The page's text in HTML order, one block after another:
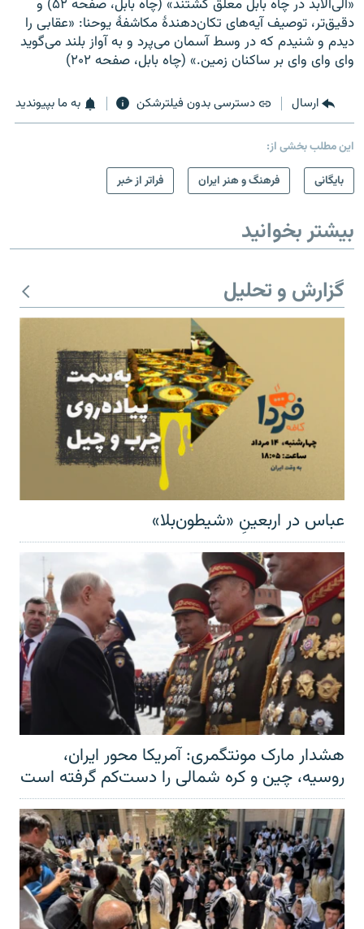
«الی‌الابد در چاه بابل معلق گشتند» (چاه بابل، صفحه ۵۲) و
دقیق‌تر، توصیف آیه‌های تکان‌دهندهٔ مکاشفهٔ یوحنا: «عقابی را
دیدم و شنیدم که در وسط آسمان می‌پرد و به آواز بلند می‌گوید
وای وای وای بر ساکنان زمین.» (چاه بابل، صفحه ۲۰۲)
ارسال دسترسی بدون فیلترشکن به ما بپیوندید
این مطلب بخشی از:
بایگانی
فرهنگ و هنر ایران فراتر از خبر
بیشتر بخوانید
گزارش و تحلیل
عباس در اربعینِ «شیطون‌بلا»
هشدار مارک مونتگمری: آمریکا محور ایران،
روسیه، چین و کره شمالی را دست‌کم گرفته است